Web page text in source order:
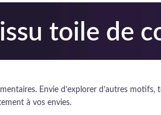
toile de
Envie d’explorer d’autres
à vos envies.